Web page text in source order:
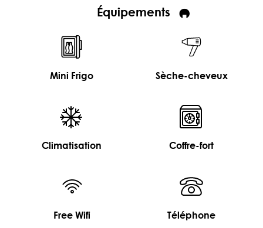
Équipements
Mini Frigo Sèche-cheveux
Climatisation Coffre-fort
Free Wifi Téléphone